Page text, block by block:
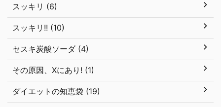
スッキリ (6)
スッキリ!! (10)
セスキ炭酸ソーダ (4)
その原因、Xにあり! (1)
ダイエットの知恵袋 (19)